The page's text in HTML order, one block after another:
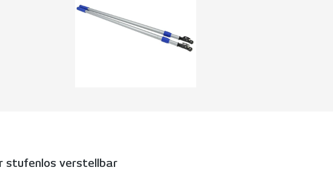
stufenlos verstellbar